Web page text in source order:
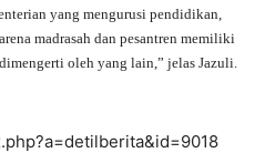
yang mengurusi pendidikan,
madrasah dan pesantren memiliki
oleh yang lain,” jelas Jazuli.